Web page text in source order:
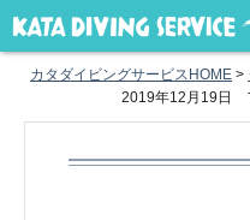
カタダイビングサービスHOME >
2019年12月19日